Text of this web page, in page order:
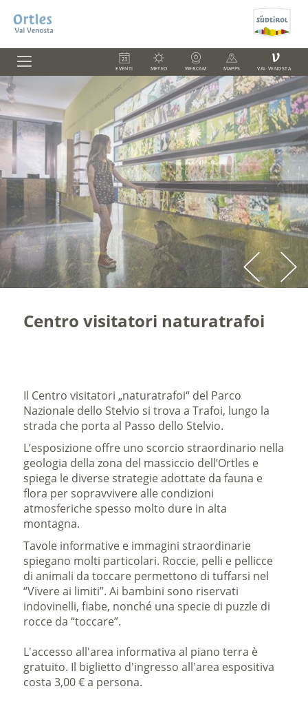
EVENTI METEO WEBCAM MAPPS
V
VAL VENOSTA
Centro visitatori naturatrafoi
Il Centro visitatori „naturatrafoi“ del Parco
Nazionale dello Stelvio si trova a Trafoi, lungo la
strada che porta al Passo dello Stelvio.
L’esposizione offre uno scorcio straordinario nella
geologia della zona del massiccio dell’Ortles e
spiega le diverse strategie adottate da fauna e
flora per sopravvivere alle condizioni
atmosferiche spesso molto dure in alta
montagna.
Tavole informative e immagini straordinarie
spiegano molti particolari. Roccie, pelli e pellicce
di animali da toccare permettono di tuffarsi nel
“Vivere ai limiti”. Ai bambini sono riservati
indovinelli, fiabe, nonché una specie di puzzle di
rocce da “toccare”.
L'accesso all'area informativa al piano terra è
gratuito. Il biglietto d'ingresso all'area espositiva
costa 3,00 € a persona.